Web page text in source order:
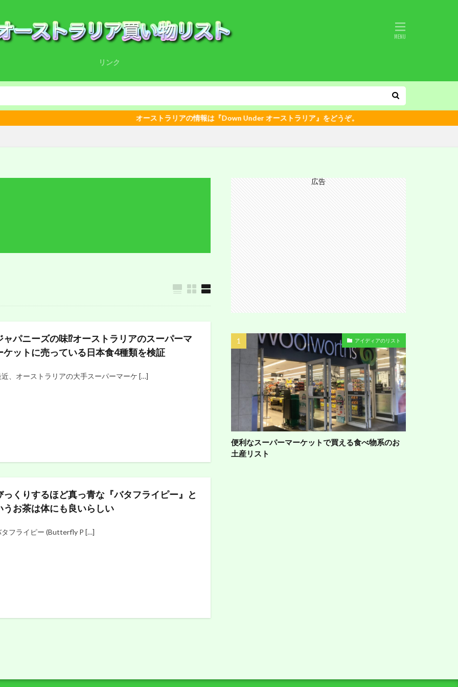
リンク
オーストラリアの情報は『Down Under オーストラリア』をどうぞ。
ャパニーズの味⁉︎オーストラリアのスーパーマ
ケットに売っている日本食4種類を検証
近、オーストラリアの大手スーパーマーケ […]
っくりするほど真っ青な『バタフライピー』と
うお茶は体にも良いらしい
タフライピー (Butterfly P […]
広告
アイディアのリスト
便利なスーパーマーケットで買える食べ物系のお
土産リスト